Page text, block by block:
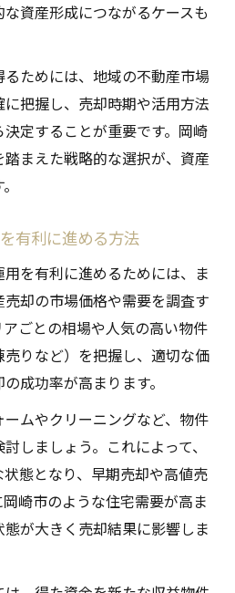
資産形成につながるケースも
ためには、地域の不動産市場
把握し、売却時期や活用方法
定することが重要です。岡崎
まえた戦略的な選択が、資産
有利に進める方法
を有利に進めるためには、ま
却の市場価格や需要を調査す
ごとの相場や人気の高い物件
りなど）を把握し、適切な価
成功率が高まります。
ムやクリーニングなど、物件
しましょう。これによって、
態となり、早期売却や高値売
崎市のような住宅需要が高ま
が大きく売却結果に影響しま